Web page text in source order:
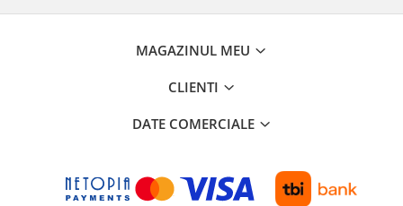
Tehnica si mobilier pentru birou
Ghilotine și Trimmere
MAGAZINUL MEU
CLIENTI
DATE COMERCIALE